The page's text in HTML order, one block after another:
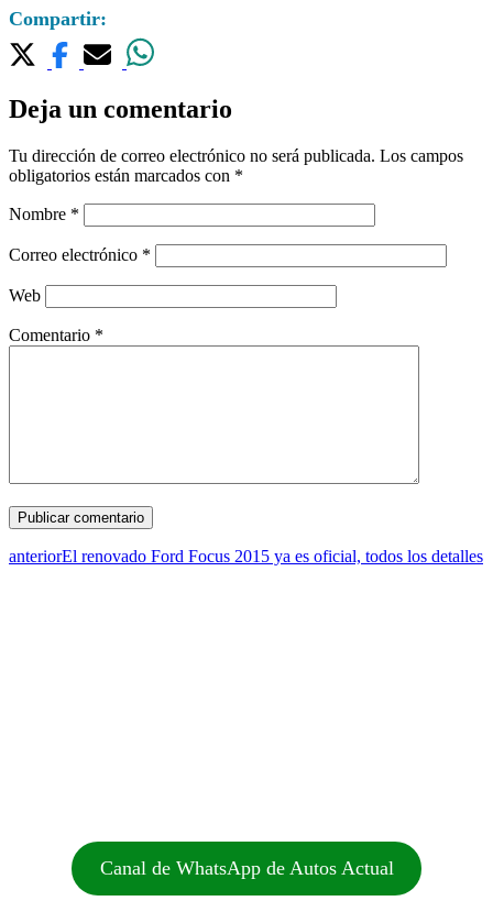
Compartir:
Deja un comentario
Tu dirección de correo electrónico no será publicada. Los campos
obligatorios están marcados con *
Nombre *
Correo electrónico *
Web
Comentario *
anteriorEl renovado Ford Focus 2015 ya es oficial, todos los detalles
Canal de WhatsApp de Autos Actual